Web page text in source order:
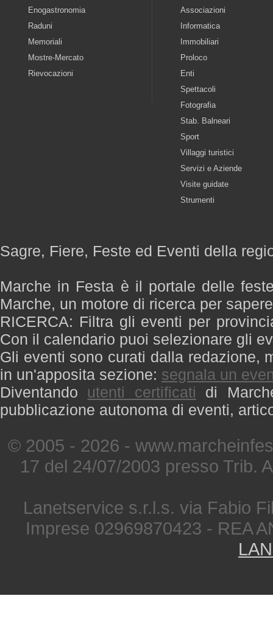
Enogastronomia
Raduni
Memoriali
Mostre-Mercato
Rievocazioni
Associazioni
Informatica
Immobiliari
Proloco
Enti
Spettacoli
Fotografia
Stab. Balneari
Sport
Villaggi turistici
Servizi e Aziende
Visite guidate
Strumenti
Sagre, Fiere, Feste ed Eventi della
Marche in Festa è il portale delle
Marche, un motore di ricerca per
RICERCA: Filtra gli eventi per
Con il calendario puoi selezionare gli
Gli eventi sono curati dalla redazione,
in un'apposita sezione: segnala un
Diventando utenti certificati di
pubblicazione autonoma di eventi,
© 2005 - 2026 -
17 del 24/07/2003 presso Trib.
Lanetservice s.r.l.s. via Fabio
Imprese 02969870423 - REA